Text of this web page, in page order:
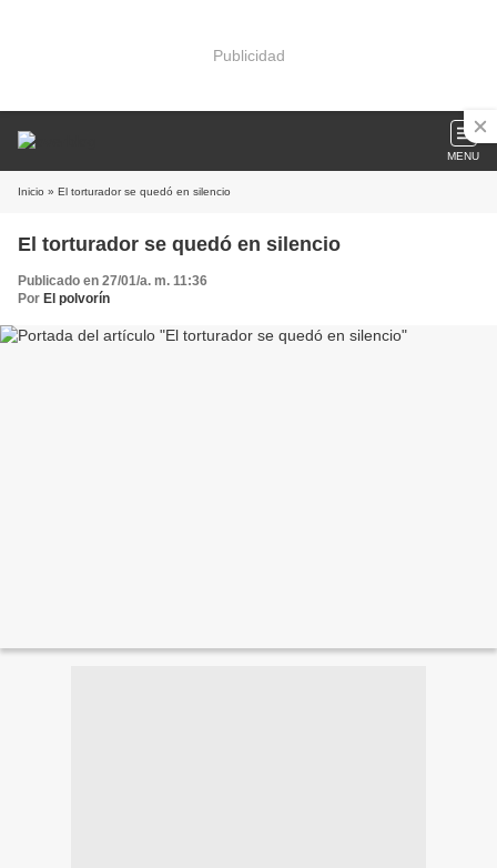
Publicidad
MENU
Inicio » El torturador se quedó en silencio
El torturador se quedó en silencio
Publicado en 27/01/a. m. 11:36
Por El polvorín